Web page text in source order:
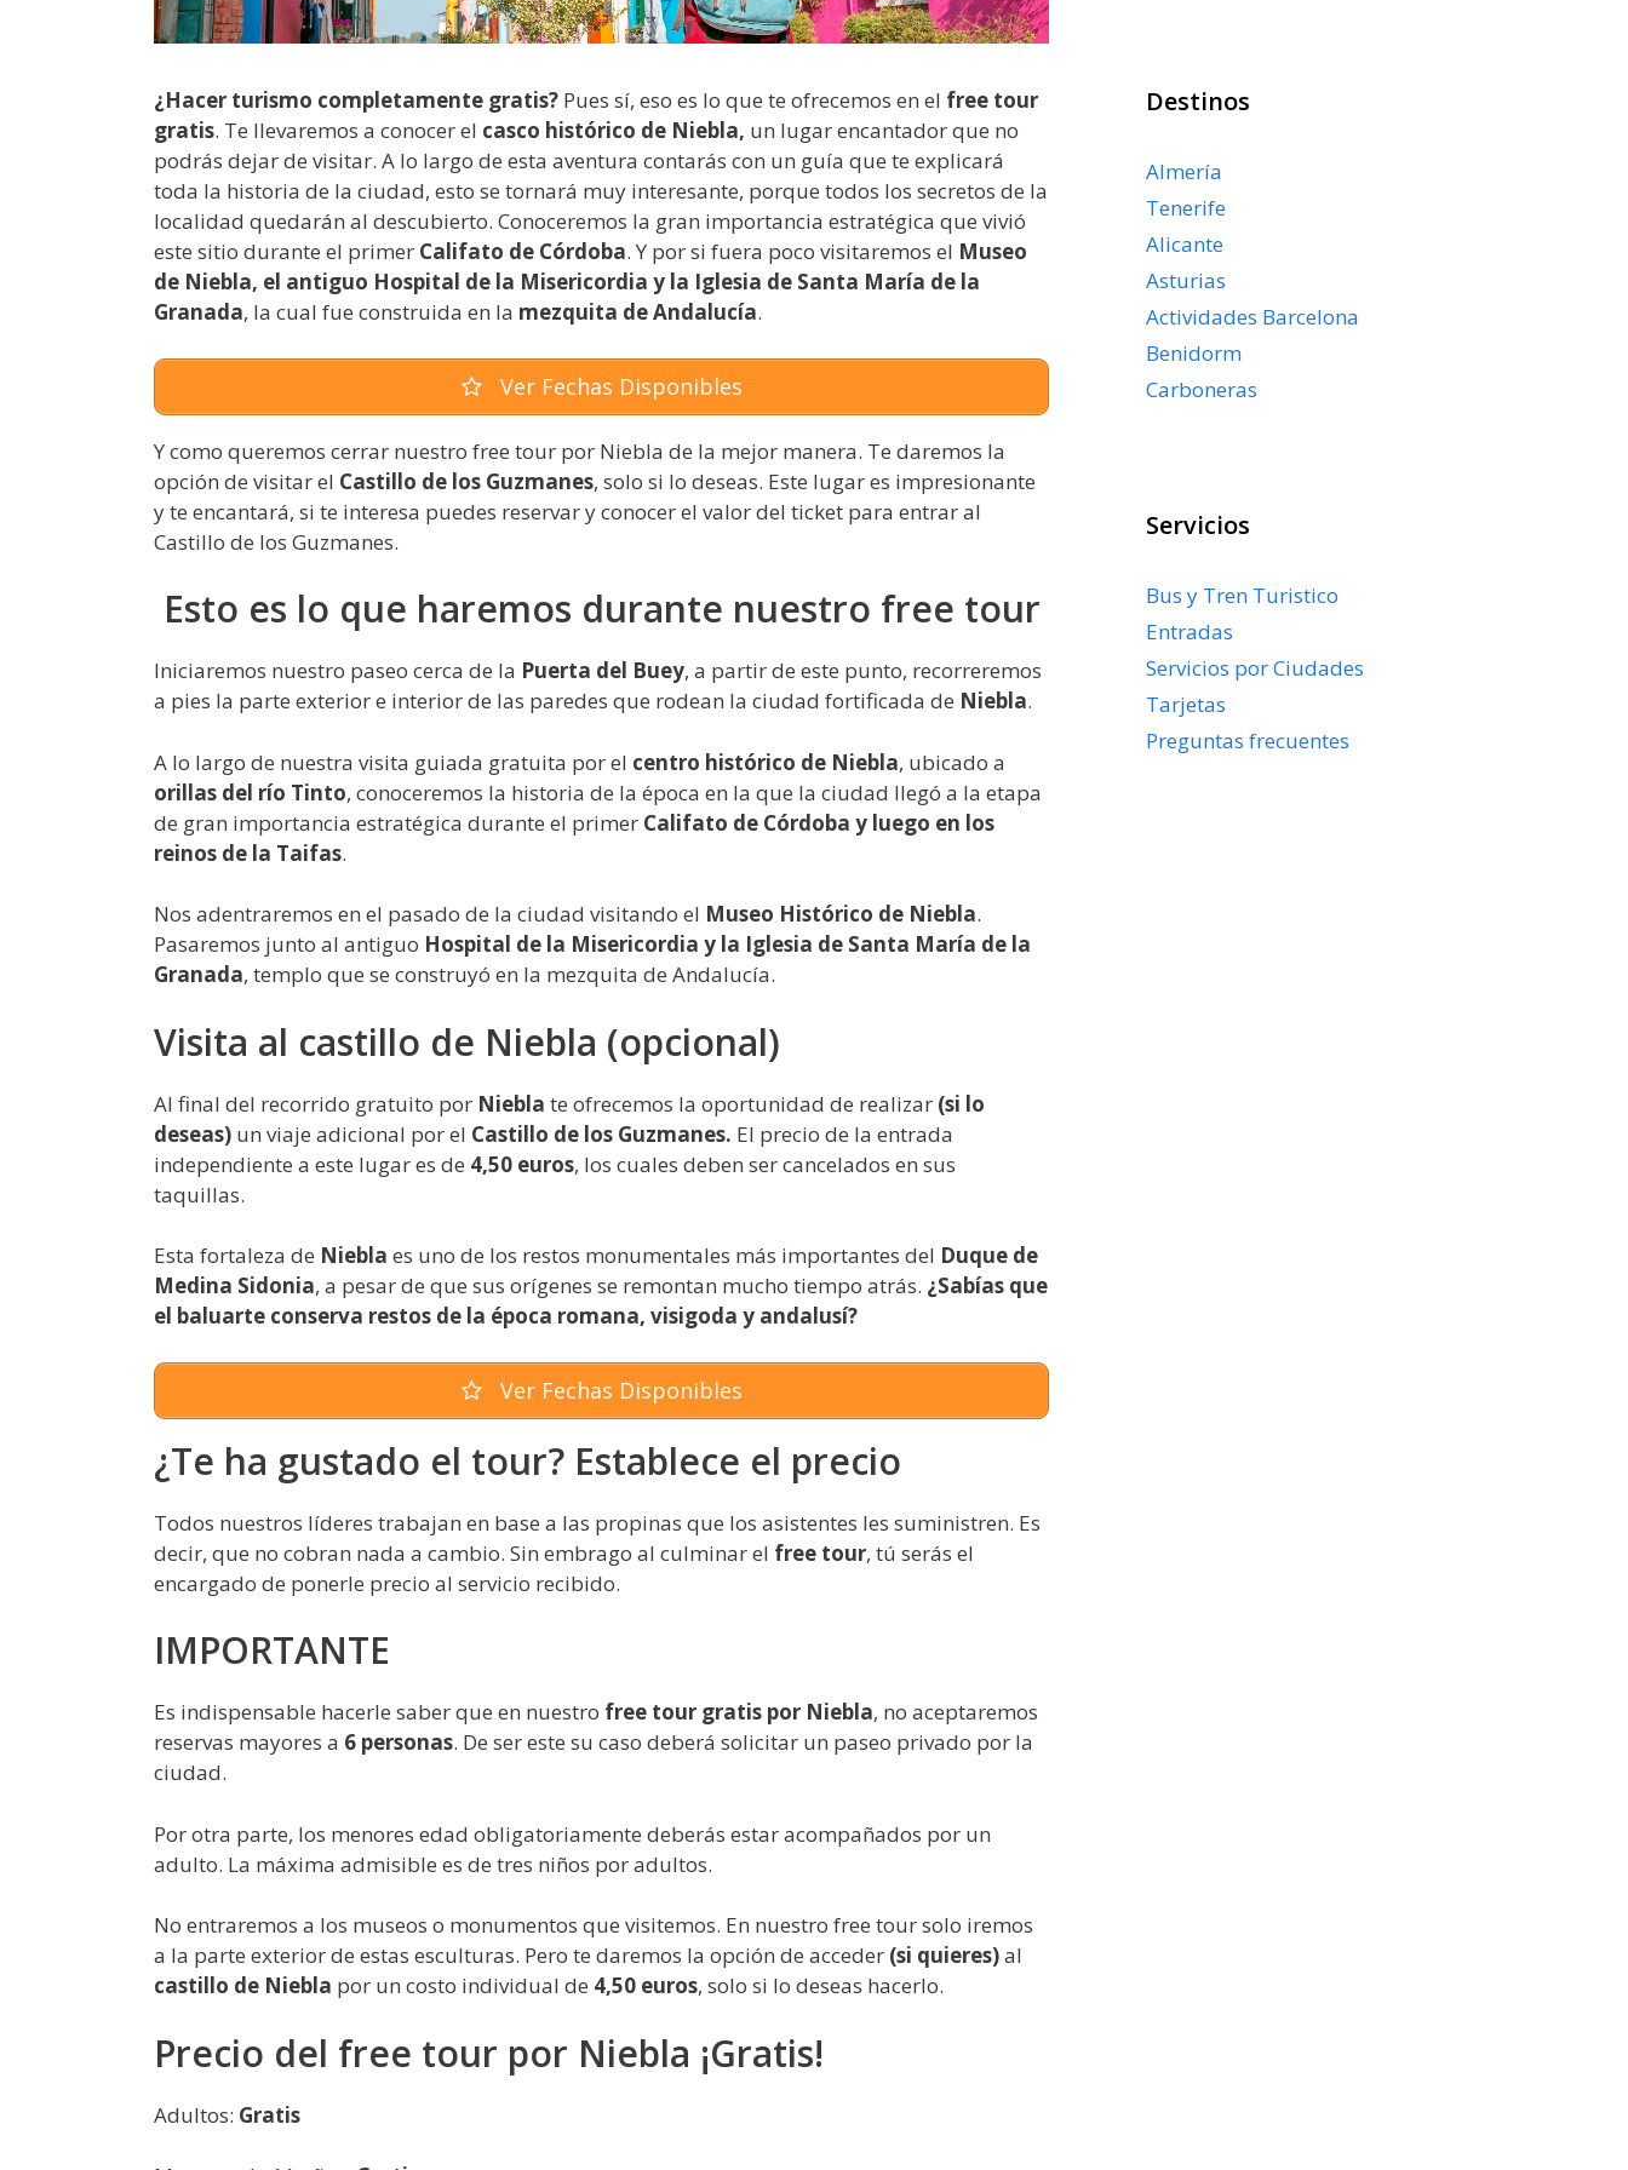
¿Hacer turismo completamente gratis? Pues sí, eso es lo que te ofrecemos en el free tour
gratis. Te llevaremos a conocer el casco histórico de Niebla, un lugar encantador que no
podrás dejar de visitar. A lo largo de esta aventura contarás con un guía que te explicará
toda la historia de la ciudad, esto se tornará muy interesante, porque todos los secretos de la
localidad quedarán al descubierto. Conoceremos la gran importancia estratégica que vivió
este sitio durante el primer Califato de Córdoba. Y por si fuera poco visitaremos el Museo
de Niebla, el antiguo Hospital de la Misericordia y la Iglesia de Santa María de la
Granada, la cual fue construida en la mezquita de Andalucía.
Ver Fechas Disponibles
Y como queremos cerrar nuestro free tour por Niebla de la mejor manera. Te daremos la
opción de visitar el Castillo de los Guzmanes, solo si lo deseas. Este lugar es impresionante
y te encantará, si te interesa puedes reservar y conocer el valor del ticket para entrar al
Castillo de los Guzmanes.
Esto es lo que haremos durante nuestro free tour
Iniciaremos nuestro paseo cerca de la Puerta del Buey, a partir de este punto, recorreremos
a pies la parte exterior e interior de las paredes que rodean la ciudad fortificada de Niebla.
A lo largo de nuestra visita guiada gratuita por el centro histórico de Niebla, ubicado a
orillas del río Tinto, conoceremos la historia de la época en la que la ciudad llegó a la etapa
de gran importancia estratégica durante el primer Califato de Córdoba y luego en los
reinos de la Taifas.
Nos adentraremos en el pasado de la ciudad visitando el Museo Histórico de Niebla.
Pasaremos junto al antiguo Hospital de la Misericordia y la Iglesia de Santa María de la
Granada, templo que se construyó en la mezquita de Andalucía.
Visita al castillo de Niebla (opcional)
Al final del recorrido gratuito por Niebla te ofrecemos la oportunidad de realizar (si lo
deseas) un viaje adicional por el Castillo de los Guzmanes. El precio de la entrada
independiente a este lugar es de 4,50 euros, los cuales deben ser cancelados en sus
taquillas.
Esta fortaleza de Niebla es uno de los restos monumentales más importantes del Duque de
Medina Sidonia, a pesar de que sus orígenes se remontan mucho tiempo atrás. ¿Sabías que
el baluarte conserva restos de la época romana, visigoda y andalusí?
Ver Fechas Disponibles
¿Te ha gustado el tour? Establece el precio
Todos nuestros líderes trabajan en base a las propinas que los asistentes les suministren. Es
decir, que no cobran nada a cambio. Sin embrago al culminar el free tour, tú serás el
encargado de ponerle precio al servicio recibido.
IMPORTANTE
Es indispensable hacerle saber que en nuestro free tour gratis por Niebla, no aceptaremos
reservas mayores a 6 personas. De ser este su caso deberá solicitar un paseo privado por la
ciudad.
Por otra parte, los menores edad obligatoriamente deberás estar acompañados por un
adulto. La máxima admisible es de tres niños por adultos.
No entraremos a los museos o monumentos que visitemos. En nuestro free tour solo iremos
a la parte exterior de estas esculturas. Pero te daremos la opción de acceder (si quieres)al
castillo de Niebla por un costo individual de 4,50 euros, solo si lo deseas hacerlo.
Precio del free tour por Niebla ¡Gratis!
Adultos: Gratis
Destinos
Almería
Tenerife
Alicante
Asturias
Actividades Barcelona
Benidorm
Carboneras
Servicios
Bus y Tren Turistico
Entradas
Servicios por Ciudades
Tarjetas
Preguntas frecuentes